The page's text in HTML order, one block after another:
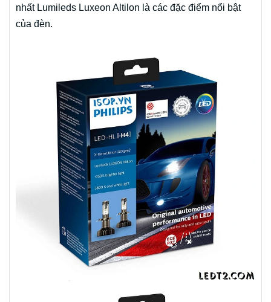
nhất Lumileds Luxeon Altilon là các đặc điểm nổi bật
của đèn.